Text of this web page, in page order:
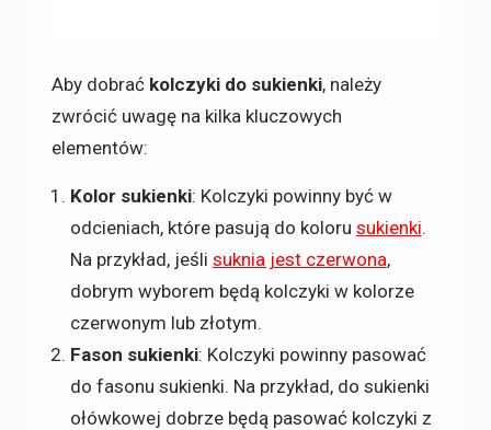
Aby dobrać kolczyki do sukienki, należy
zwrócić uwagę na kilka kluczowych
elementów:
Kolor sukienki: Kolczyki powinny być w
odcieniach, które pasują do koloru sukienki.
Na przykład, jeśli suknia jest czerwona,
dobrym wyborem będą kolczyki w kolorze
czerwonym lub złotym.
Fason sukienki: Kolczyki powinny pasować
do fasonu sukienki. Na przykład, do sukienki
ołówkowej dobrze będą pasować kolczyki z